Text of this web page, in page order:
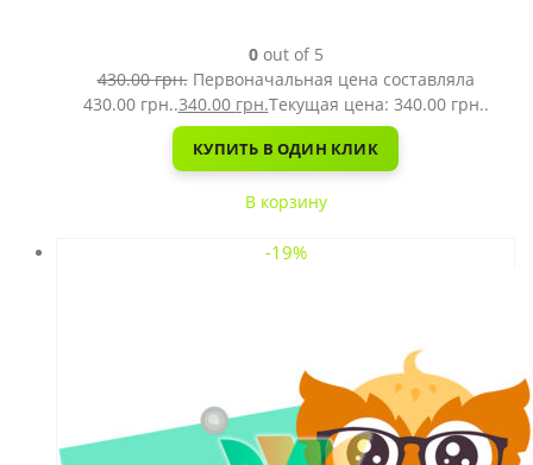
0out of 5
430.00грн. Первоначальная цена составляла
430.00 грн..340.00 грн.Текущая цена: 340.00 грн..
КУПИТЬ В ОДИН КЛИК
В корзину
-19%